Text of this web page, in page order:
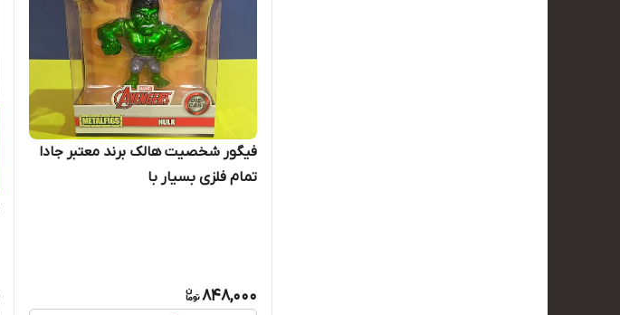
فیگور شخصیت هالک برند معتبر جادا
تمام فلزی بسیار با
848,000